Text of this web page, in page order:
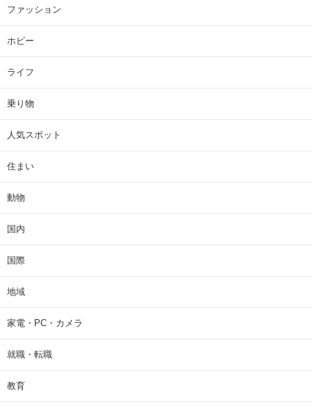
ファッション
ホビー
ライフ
乗り物
人気スポット
住まい
動物
国内
国際
地域
家電・PC・カメラ
就職・転職
教育